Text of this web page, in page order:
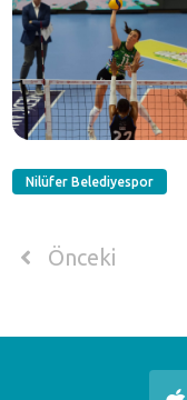
Nilüfer Belediyespor
Önceki